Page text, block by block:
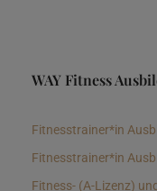
WAY Fitness
Fitnesstrainer*in
Fitnesstrainer*in
Fitness- (A-Lizenz)